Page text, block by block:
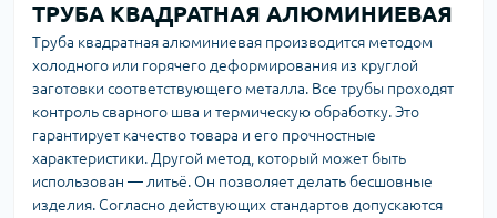
ТРУБА КВАДРАТНАЯ АЛЮМИНИЕВАЯ
Труба квадратная алюминиевая производится методом
холодного или горячего деформирования из круглой
заготовки соответствующего металла. Все трубы проходят
контроль сварного шва и термическую обработку. Это
гарантирует качество товара и его прочностные
характеристики. Другой метод, который может быть
использован — литьё. Он позволяет делать бесшовные
изделия. Согласно действующих стандартов допускаются